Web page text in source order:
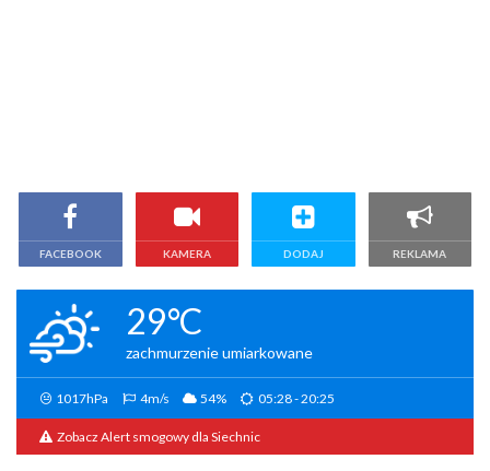
FACEBOOK KAMERA DODAJ REKLAMA
29°C
zachmurzenie umiarkowane
1017hPa 4m/s 54% 05:28 - 20:25
Zobacz Alert smogowy dla Siechnic